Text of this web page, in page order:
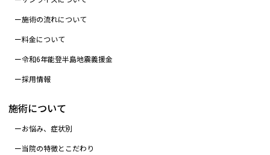
施術の流れについて
料金について
令和6年能登半島地震義援金
採用情報
施術について
お悩み、症状別
当院の特徴とこだわり